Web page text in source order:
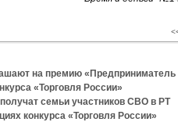
на премию «Предприниматель
«Торговля России»
семьи участников СВО в РТ
конкурса «Торговля России»